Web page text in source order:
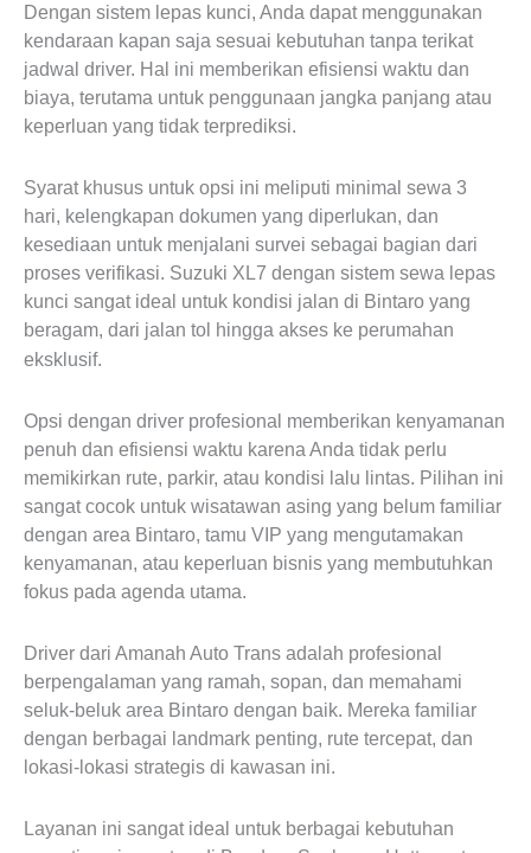
Dengan sistem lepas kunci, Anda dapat menggunakan
kendaraan kapan saja sesuai kebutuhan tanpa terikat
jadwal driver. Hal ini memberikan efisiensi waktu dan
biaya, terutama untuk penggunaan jangka panjang atau
keperluan yang tidak terprediksi.
Syarat khusus untuk opsi ini meliputi minimal sewa 3
hari, kelengkapan dokumen yang diperlukan, dan
kesediaan untuk menjalani survei sebagai bagian dari
proses verifikasi. Suzuki XL7 dengan sistem sewa lepas
kunci sangat ideal untuk kondisi jalan di Bintaro yang
beragam, dari jalan tol hingga akses ke perumahan
eksklusif.
Opsi dengan driver profesional memberikan kenyamanan
penuh dan efisiensi waktu karena Anda tidak perlu
memikirkan rute, parkir, atau kondisi lalu lintas. Pilihan ini
sangat cocok untuk wisatawan asing yang belum familiar
dengan area Bintaro, tamu VIP yang mengutamakan
kenyamanan, atau keperluan bisnis yang membutuhkan
fokus pada agenda utama.
Driver dari Amanah Auto Trans adalah profesional
berpengalaman yang ramah, sopan, dan memahami
seluk-beluk area Bintaro dengan baik. Mereka familiar
dengan berbagai landmark penting, rute tercepat, dan
lokasi-lokasi strategis di kawasan ini.
Layanan ini sangat ideal untuk berbagai kebutuhan